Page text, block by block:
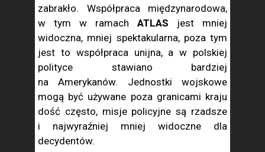
zabrakło. Współpraca międzynarodowa,
w tym w ramach ATLAS jest mniej
widoczna, mniej spektakularna, poza tym
jest to współpraca unijna, a w polskiej
polityce stawiano bardziej
na Amerykanów. Jednostki wojskowe
mogą być używane poza granicami kraju
dość często, misje policyjne są rzadsze
i najwyraźniej mniej widoczne dla
decydentów.